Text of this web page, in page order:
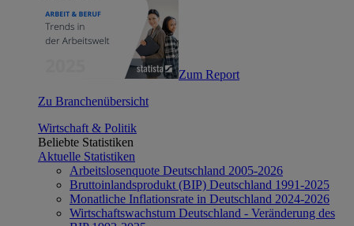
Zum Report
Zu Branchenübersicht
Wirtschaft & Politik
Beliebte Statistiken
Aktuelle Statistiken
Arbeitslosenquote Deutschland 2005-2026
Bruttoinlandsprodukt (BIP) Deutschland 1991-2025
Monatliche Inflationsrate in Deutschland 2024-2026
Wirtschaftswachstum Deutschland - Veränderung des